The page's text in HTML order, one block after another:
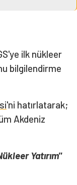
ilk nükleer
bilgilendirme
'ni hatırlatarak;
Akdeniz
Yatırım"